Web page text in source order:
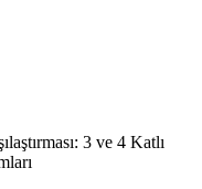
3 ve 4 Katlı